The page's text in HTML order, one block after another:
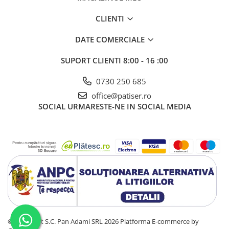
CLIENTI
DATE COMERCIALE
SUPORT CLIENTI 8:00 - 16 :00
0730 250 685
office@patiser.ro
SOCIAL URMARESTE-NE IN SOCIAL MEDIA
©Copyright S.C. Pan Adami SRL 2026 Platforma E-commerce by